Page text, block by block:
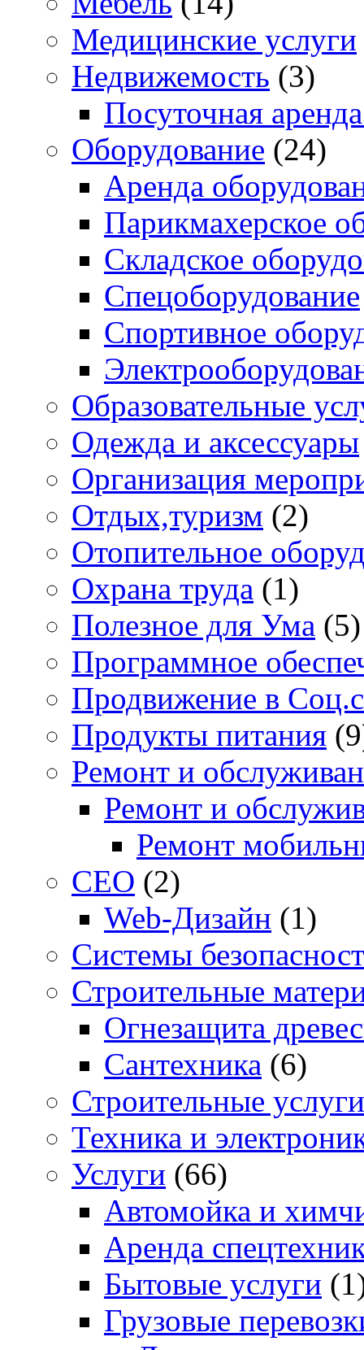
Медицинские услуги
Недвижемость (3)
Посуточная
Оборудование (24)
Аренда
Парикмахерское
Складское
Спецоборудование
Спортивное
Образовательные
Одежда и аксессуары
Организация
Отдых,туризм (2)
Отопительное
Охрана труда (1)
Полезное для Ума (5)
Программное
Продвижение в
Продукты питания
Ремонт и
Ремонт и
Ремонт
СЕО (2)
Web-Дизайн (1)
Системы
Строительные
Огнезащита
Сантехника (6)
Строительные услуги
Техника и
Услуги (66)
Автомойка и
Аренда
Бытовые услуги
Грузовые